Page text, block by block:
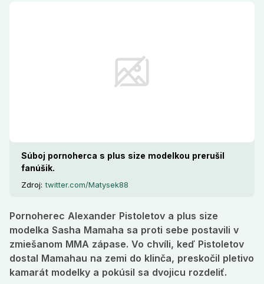
Súboj pornoherca s plus size modelkou prerušil
fanúšik.
Zdroj:twitter.com/Matysek88
Pornoherec Alexander Pistoletov a plus size
modelka Sasha Mamaha sa proti sebe postavili v
zmiešanom MMA zápase. Vo chvíli, keď Pistoletov
dostal Mamahau na zemi do klinča, preskočil pletivo
kamarát modelky a pokúsil sa dvojicu rozdeliť.